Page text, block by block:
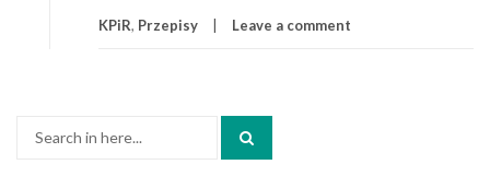
KPiR, Przepisy Leave a comment